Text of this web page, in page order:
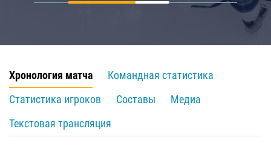
Хронология матча
Командная статистика
Статистика игроков
Составы
Медиа
Текстовая трансляция